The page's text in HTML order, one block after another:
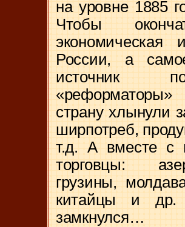
на уровне 1885
Чтобы
России, а
источник
страну хлынули
ширпотреб,
т.д. А вместе с
торговцы:
грузины,
китайцы и др.
замкнулся…